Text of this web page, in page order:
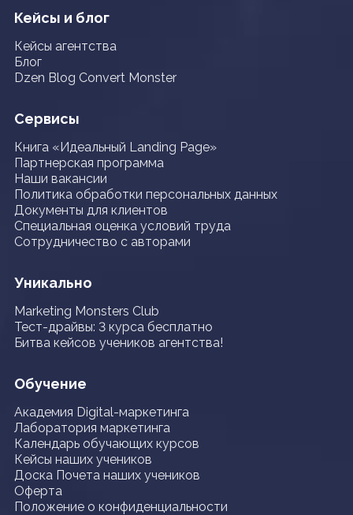
Кейсы и блог
Кейсы агентства
Блог
Dzen Blog Convert Monster
Сервисы
Книга «Идеальный Landing Page»
Партнерская программа
Наши вакансии
Политика обработки персональных данных
Документы для клиентов
Специальная оценка условий труда
Сотрудничество с авторами
Уникально
Marketing Monsters Club
Тест-драйвы: 3 курса бесплатно
Битва кейсов учеников агентства!
Обучение
Академия Digital-маркетинга
Лаборатория маркетинга
Календарь обучающих курсов
Кейсы наших учеников
Доска Почета наших учеников
Оферта
Положение о конфиденциальности